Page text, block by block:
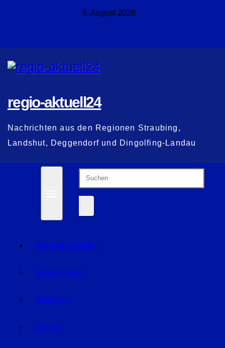
8. August 2026
regio-aktuell24
Nachrichten aus den Regionen Straubing,
Landshut, Deggendorf und Dingolfing-Landau
ÜBERREGIONAL
NIEDERBAYERN
OBERPFALZ
BAYERN